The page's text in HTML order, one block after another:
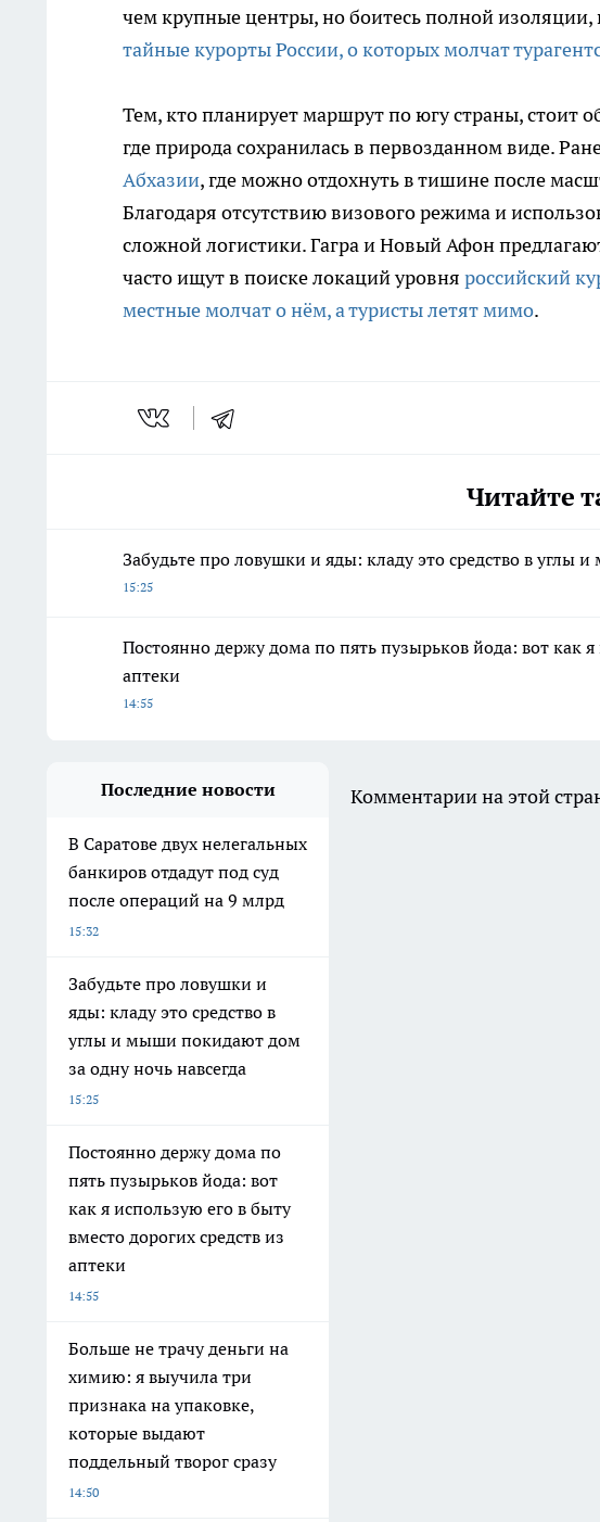
чем крупные центры, но боитесь полной изоляции,
тайные курорты России, о которых молчат
Тем, кто планирует маршрут по югу страны, стоит
где природа сохранилась в первозданном виде.
Абхазии, где можно отдохнуть в тишине после
Благодаря отсутствию визового режима и
сложной логистики. Гагра и Новый Афон
часто ищут в поиске локаций уровня российский
местные молчат о нём, а туристы летят мимо.
Читайте
Забудьте про ловушки и яды: кладу это средство в углы
15:25
Постоянно держу дома по пять пузырьков йода: вот как
аптеки
14:55
Последние новости
В Саратове двух нелегальных
банкиров отдадут под суд
после операций на 9 млрд
15:32
Забудьте про ловушки и
яды: кладу это средство в
углы и мыши покидают дом
за одну ночь навсегда
15:25
Постоянно держу дома по
пять пузырьков йода: вот
как я использую его в быту
вместо дорогих средств из
аптеки
14:55
Больше не трачу деньги на
химию: я выучила три
признака на упаковке,
которые выдают
поддельный творог сразу
14:50
Комментарии на этой